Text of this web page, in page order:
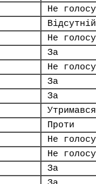
Не
Відсутній
Не
За
Не
За
За
Утримався
Проти
Не
Не
За